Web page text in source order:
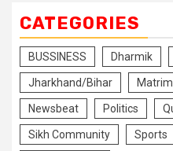
CATEGORIES
BUSSINESS Dharmik
Jharkhand/Bihar
Newsbeat Politics
Sikh Community Sports